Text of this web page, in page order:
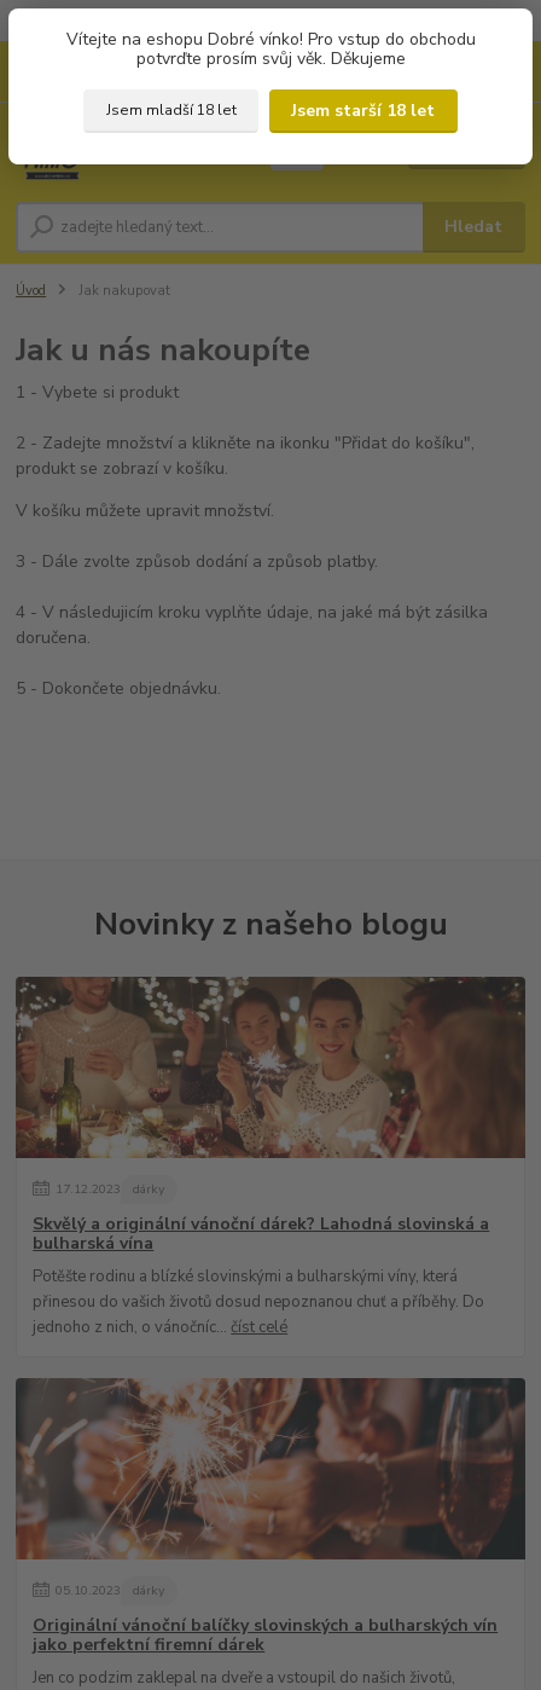
Vítejte na eshopu Dobré vínko! Pro vstup do obchodu
potvrďte prosím svůj věk. Děkujeme
Jsem mladší 18 let
Jsem starší 18 let
Hledat
Úvod Jak nakupovat
Jak u nás nakoupíte
1 - Vybete si produkt
2 - Zadejte množství a klikněte na ikonku "Přidat do košíku",
produkt se zobrazí v košíku.
V košíku můžete upravit množství.
3 - Dále zvolte způsob dodání a způsob platby.
4 - V následujicím kroku vyplňte údaje, na jaké má být zásilka
doručena.
5 - Dokončete objednávku.
Novinky z našeho blogu
17. 12.2023 dárky
Skvělý a originální vánoční dárek? Lahodná slovinská a
bulharská vína
Potěšte rodinu a blízké slovinskými a bulharskými víny, která
přinesou do vašich životů dosud nepoznanou chuť a příběhy. Do
jednoho z nich, o vánočníc... číst celé
05. 10.2023 dárky
Originální vánoční balíčky slovinských a bulharských vín
jako perfektní firemní dárek
Jen co podzim zaklepal na dveře a vstoupil do našich životů,